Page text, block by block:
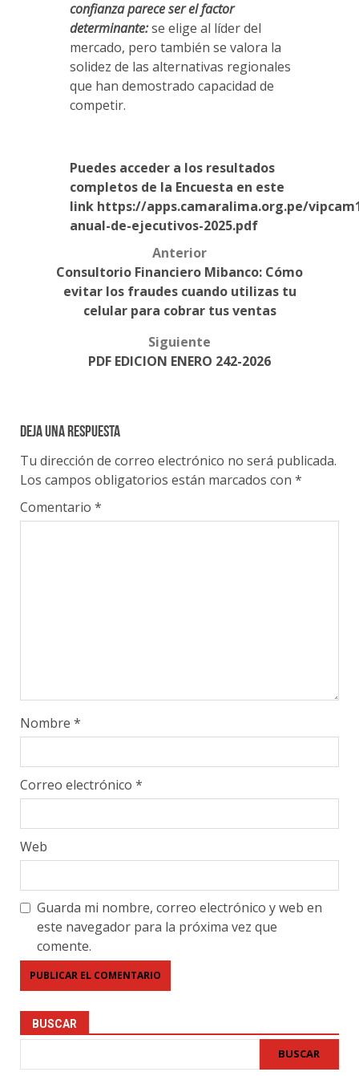
confianza parece ser el factor
determinante:se elige al líder del
mercado, pero también se valora la
solidez de las alternativas regionales
que han demostrado capacidad de
competir.
Puedes acceder a los resultados
completos de la Encuesta en este
link https://apps.camaralima.org.pe/
anual-de-ejecutivos-2025.pdf
navigation
Anterior
Consultorio Financiero Mibanco: Cómo
evitar los fraudes cuando utilizas tu
celular para cobrar tus ventas
Siguiente
PDF EDICION ENERO 242-2026
Deja una respuesta
Tu dirección de correo electrónico no será publicada.
Los campos obligatorios están marcados con *
Comentario *
Nombre *
Correo electrónico *
Web
Guarda mi nombre, correo electrónico y web en
este navegador para la próxima vez que
comente.
BUSCAR
BUSCAR